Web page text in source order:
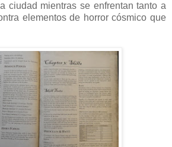
ciudad mientras se enfrentan tanto a
elementos de horror cósmico que